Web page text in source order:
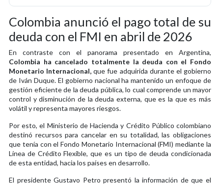
Colombia anunció el pago total de su
deuda con el FMI en abril de 2026
En contraste con el panorama presentado en Argentina,
Colombia ha cancelado totalmente la deuda con el Fondo
Monetario Internacional,que fue adquirida durante el gobierno
de Iván Duque. El gobierno nacional ha mantenido un enfoque de
gestión eficiente de la deuda pública, lo cual comprende un mayor
control y disminución de la deuda externa, que es la que es más
volátil y representa mayores riesgos.
Por esto, el Ministerio de Hacienda y Crédito Público colombiano
destinó recursos para cancelar en su totalidad, las obligaciones
que tenía con el Fondo Monetario Internacional (FMI) mediante la
Línea de Crédito Flexible, que es un tipo de deuda condicionada
de esta entidad, hacia los países en desarrollo.
El presidente Gustavo Petro presentó la información de que el